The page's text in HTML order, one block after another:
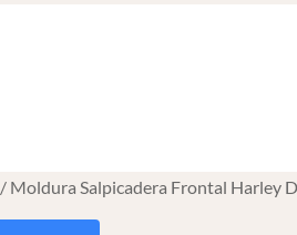
/ Moldura Salpicadera Frontal Harley